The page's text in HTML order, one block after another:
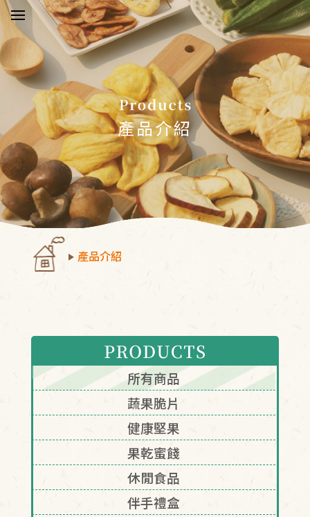
五桔
消息
介紹
報告
須知
我們
查詢
收藏
產品介紹
產品介紹
所有商品
蔬果脆片
健康堅果
果乾蜜餞
休閒食品
伴手禮盒